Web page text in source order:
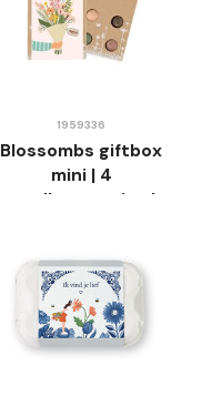
1959336
Blossombs giftbox
mini | 4
zaadbommetjes |